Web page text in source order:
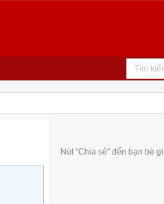
Nút "Chia sẻ" đến bạn bè